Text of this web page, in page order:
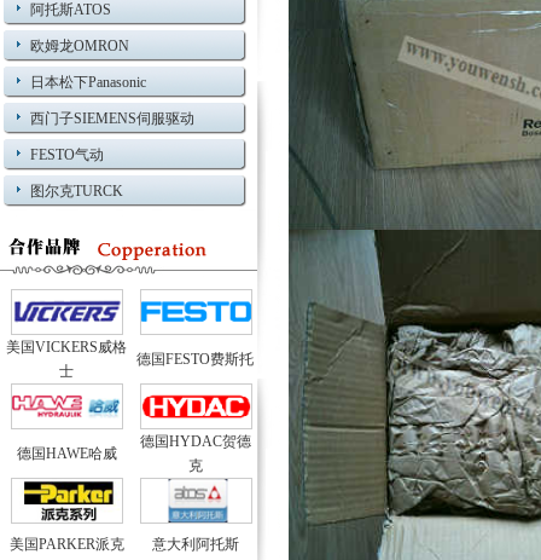
阿托斯ATOS
欧姆龙OMRON
日本松下Panasonic
西门子SIEMENS伺服驱动
FESTO气动
图尔克TURCK
美国VICKERS威格
士
德国FESTO费斯托
德国HAWE哈威
德国HYDAC贺德
克
美国PARKER派克 意大利阿托斯